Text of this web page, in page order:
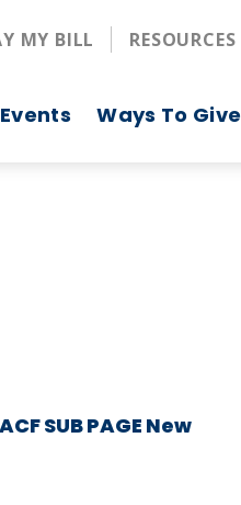
MY BILL RESOURCES
Ways To Give
ACF SUB PAGE New